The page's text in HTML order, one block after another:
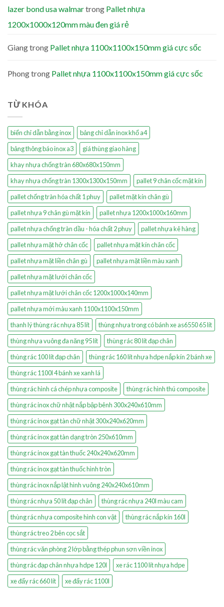
lazer bond usa walmartrong Pallet nhựa
1200x1000x120mm màu đen giá rẻ
Giangtrong Pallet nhựa 1100x1100x150mm giá cực sốc
Phongtrong Pallet nhựa 1100x1100x150mm giá cực sốc
TỪ KHÓA
biển chỉ dẫn bằng inox
bảng chỉ dẫn inox khổ a4
bảng thông báo inox a3
giá thùng giao hàng
khay nhựa chống tràn 680x680x150mm
khay nhựa chống tràn 1300x1300x150mm
pallet 9 chân cốc mặt kín
pallet chống tràn hóa chất 1 phuy
pallet mặt kín chân gù
pallet nhựa 9 chân gù mặt kín
pallet nhựa 1200x1000x160mm
pallet nhựa chống tràn dầu - hóa chất 2 phuy
pallet nhựa kê hàng
pallet nhựa mặt hở chân cốc
pallet nhựa mặt kín chân cốc
pallet nhựa mặt liền chân gù
pallet nhựa mặt liền màu xanh
pallet nhựa mặt lưới chân cốc
pallet nhựa mặt lưới chân cốc 1200x1000x140mm
pallet nhựa mới màu xanh 1100x1100x150mm
thanh lý thùng rác nhựa 85 lít
thùng nhựa trong có bánh xe as6550 65 lít
thùng nhựa vuông đa năng 95 lít
thùng rác 80 lít đạp chân
thùng rác 100 lít đạp chân
thùng rác 160 lít nhựa hdpe nắp kín 2 bánh xe
thùng rác 1100l 4 bánh xe xanh lá
thùng rác hình cá chép nhựa composite
thùng rác hình thú composite
thùng rác inox chữ nhật nắp bập bênh 300x240x610mm
thùng rác inox gạt tàn chữ nhật 300x240x620mm
thùng rác inox gạt tàn dạng tròn 250x610mm
thùng rác inox gạt tàn thuốc 240x240x620mm
thùng rác inox gạt tàn thuốc hình tròn
thùng rác inox nắp lật hình vuông 240x240x610mm
thùng rác nhựa 50 lít đạp chân
thùng rác nhựa 240l màu cam
thùng rác nhựa composite hình con vật
thùng rác nắp kín 160l
thùng rác treo 2 bên cọc sắt
thùng rác văn phòng 2 lớp bằng thép phun sơn viền inox
thùng rác đạp chân nhựa hdpe 120l
xe rác 1100 lít nhựa hdpe
xe đẩy rác 660 lít
xe đẩy rác 1100l